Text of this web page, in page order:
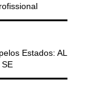
Estados: AL